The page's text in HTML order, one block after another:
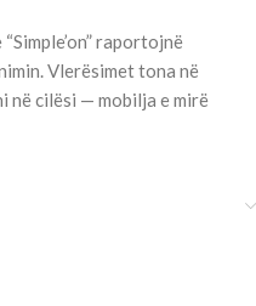
raportojnë
Vlerësimet tona në
në cilësi — mobilja e mirë